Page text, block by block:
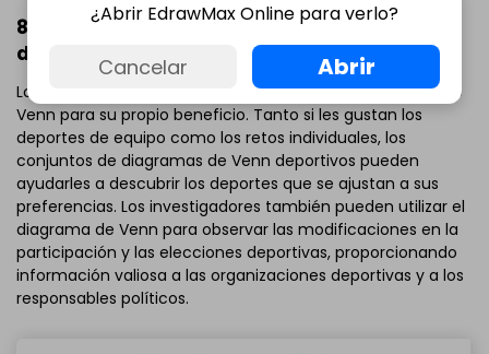
8. Diagrama de Venn para el análisis
deportivo
Los entusiastas del deporte pueden utilizar el diagrama de
Venn para su propio beneficio. Tanto si les gustan los
deportes de equipo como los retos individuales, los
conjuntos de diagramas de Venn deportivos pueden
ayudarles a descubrir los deportes que se ajustan a sus
preferencias. Los investigadores también pueden utilizar el
diagrama de Venn para observar las modificaciones en la
participación y las elecciones deportivas, proporcionando
información valiosa a las organizaciones deportivas y a los
responsables políticos.
¿Abrir EdrawMax Online para verlo?
Cancelar Abrir